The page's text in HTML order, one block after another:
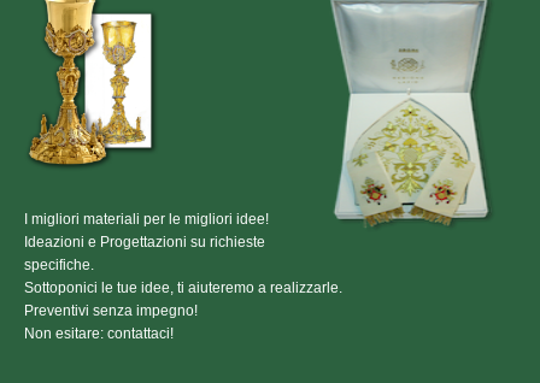
I migliori materiali per le migliori idee!
Ideazioni e Progettazioni su richieste
specifiche.
Sottoponici le tue idee, ti aiuteremo a realizzarle.
Preventivi senza impegno!
Non esitare: contattaci!